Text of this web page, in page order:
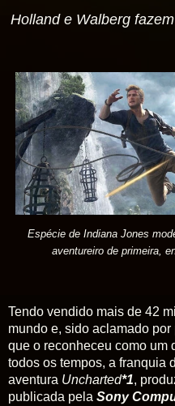
Holland e Walberg
Espécie de Indiana Jones
aventureiro de primeira,
Tendo vendido mais de 42
mundo e, sido aclamado
que o reconheceu como um
todos os tempos, a franquia
aventura Uncharted*1,
publicada pela Sony